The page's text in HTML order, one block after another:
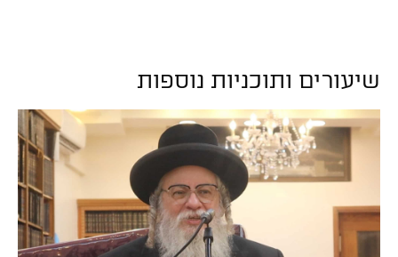
שיעורים ותוכניות נוספות